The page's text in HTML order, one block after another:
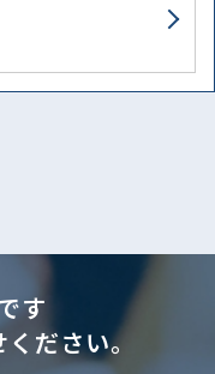
す
ださい。